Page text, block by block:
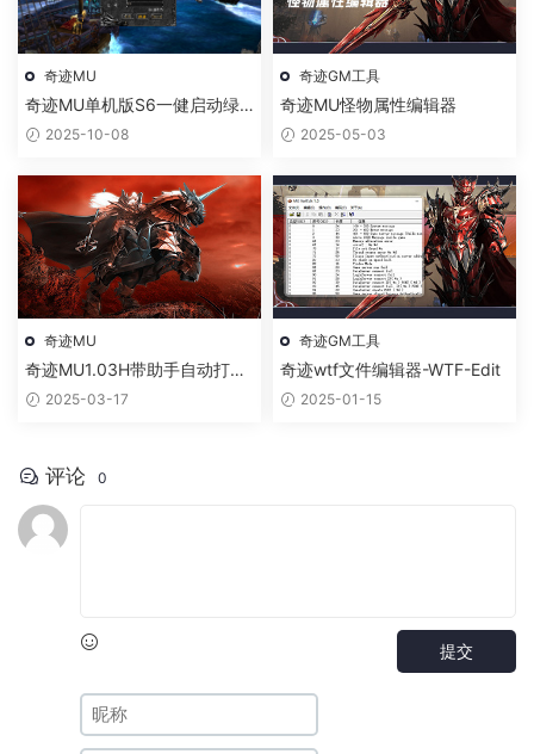
奇迹MU
奇迹MU单机版S6一健启动绿
色免安装版经典单机游戏
2025-10-08
奇迹GM工具
奇迹MU怪物属性编辑器
2025-05-03
奇迹MU
奇迹MU1.03H带助手自动打怪
捡物2025-03-17
奇迹GM工具
奇迹wtf文件编辑器-WTF-Edit
2025-01-15
评论 0
提交